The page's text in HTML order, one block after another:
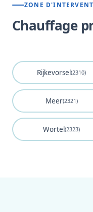
ZONE
Chauffage
Rijkevorsel(2310)
Meer(2321)
Wortel(2323)